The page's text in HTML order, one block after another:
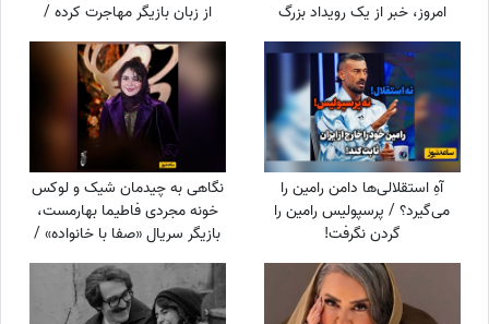
امروز، خبر از یک رویداد بزرگ
می‌دهند! / پنج‌شنبه 15 مرداد
1405
از زبان بازیگر مهاجرت کرده /
حامیان جمهوری اسلامی جان
خود را هم می‌دهند
آهِ استقلالی‌ها دامن رامین را
می‌گیرد؟ / پرسپولیس رامین را
گردن نگرفت!
نگاهی به چیدمان شیک و لوکس
خونه مجردی فاطیما بهارمست،
بازیگر سریال «صفا با خانواده» /
از مبلمان کلاسیک و پرده‌های
اعیانی تا کتاب‌خونه و ...